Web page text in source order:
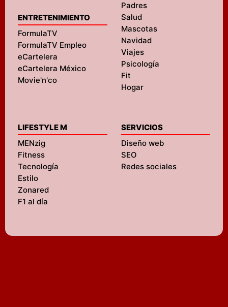
ENTRETENIMIENTO
FormulaTV
FormulaTV Empleo
eCartelera
eCartelera México
Movie'n'co
Padres
Salud
Mascotas
Navidad
Viajes
Psicología
Fit
Hogar
LIFESTYLE M
MENzig
Fitness
Tecnología
Estilo
Zonared
F1 al día
SERVICIOS
Diseño web
SEO
Redes sociales